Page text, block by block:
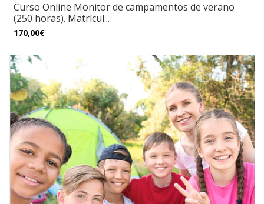
Curso Online Monitor de campamentos de verano
(250 horas). Matrícul...
170,00€